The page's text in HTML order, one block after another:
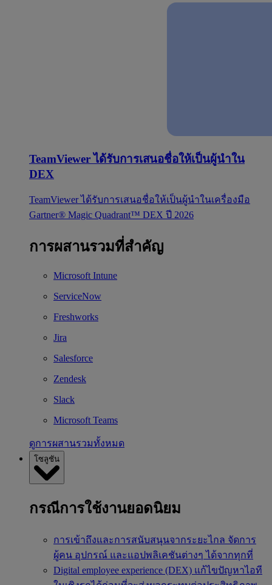
TeamViewer ได้รับการเสนอชื่อให้เป็นผู้นำใน
DEX
TeamViewer ได้รับการเสนอชื่อให้เป็นผู้นำในเครื่องมือ
Gartner® Magic Quadrant™ DEX ปี 2026
การผสานรวมที่สำคัญ
Microsoft Intune
ServiceNow
Freshworks
Jira
Salesforce
Zendesk
Slack
Microsoft Teams
ดูการผสานรวมทั้งหมด
โซลูชัน
กรณีการใช้งานยอดนิยม
การเข้าถึงและการสนับสนุนจากระยะไกล จัดการ
ผู้คน อุปกรณ์ และแอปพลิเคชันต่างๆ ได้จากทุกที่
Digital employee experience (DEX) แก้ไขปัญหาไอที